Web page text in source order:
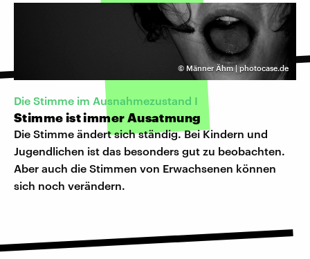
© Männer Ähm | photocase.de
Die Stimme im Ausnahmezustand I
Stimme ist immer Ausatmung
Die Stimme ändert sich ständig. Bei Kindern und
Jugendlichen ist das besonders gut zu beobachten.
Aber auch die Stimmen von Erwachsenen können
sich noch verändern.